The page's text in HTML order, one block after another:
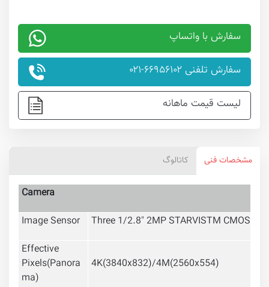
سفارش با واتساپ
سفارش تلفنی ۶۶۹۵۶۱۰۲-۰۲۱
لیست قیمت ماهانه
مشخصات فنی کاتالوگ
Camera
Image Sensor
Three 1/2.8" 2MP STARVISTM CMOS
Effective
Pixels(Panora
ma)
4K(3840x832)/4M(2560x554)